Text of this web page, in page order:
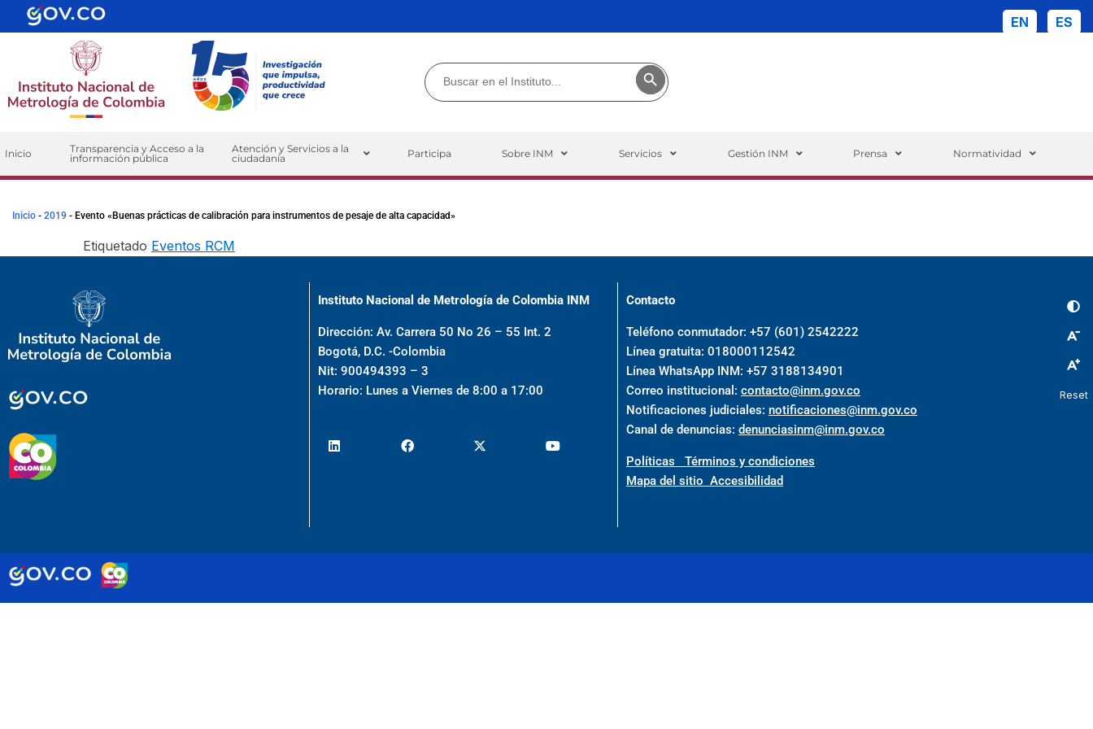
Reset
contenido
Buscar: Botón de búsqueda
Inicio
Transparencia y Acceso a la
información pública
Atención y Servicios a la
ciudadanía
Participa Sobre INM Servicios Gestión INM Prensa Normatividad
Inicio - 2019 - Evento «Buenas prácticas de calibración para instrumentos de pesaje de alta capacidad»
Etiquetado Eventos RCM
Instituto Nacional de Metrología de Colombia INM
Dirección: Av. Carrera 50 No 26 – 55 Int. 2
Bogotá, D.C. -Colombia
Nit: 900494393 – 3
Horario: Lunes a Viernes de 8:00 a 17:00
Contacto
Teléfono conmutador: +57 (601) 2542222
Línea gratuita: 018000112542
Línea WhatsApp INM: +57 3188134901
Correo institucional: contacto@inm.gov.co
Notificaciones judiciales: notificaciones@inm.gov.co
Canal de denuncias: denunciasinm@inm.gov.co
Políticas Términos y condiciones
Mapa del sitio Accesibilidad
EN ES